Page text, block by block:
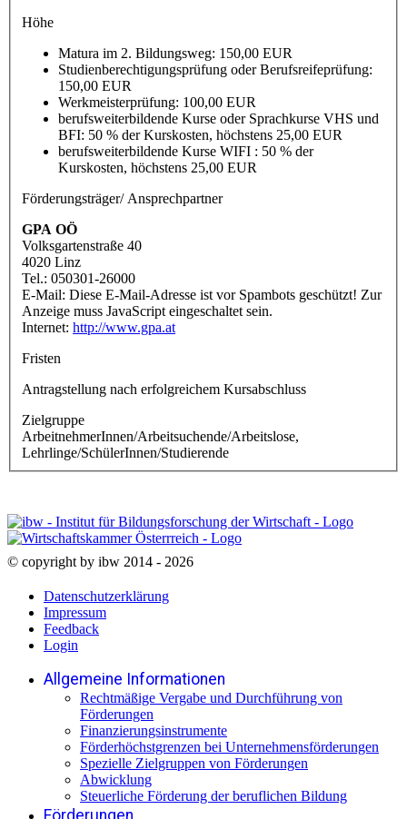
Höhe
Matura im 2. Bildungsweg: 150,00 EUR
Studienberechtigungsprüfung oder Berufsreifeprüfung:
150,00 EUR
Werkmeisterprüfung: 100,00 EUR
berufsweiterbildende Kurse oder Sprachkurse VHS und
BFI: 50 % der Kurskosten, höchstens 25,00 EUR
berufsweiterbildende Kurse WIFI : 50 % der
Kurskosten, höchstens 25,00 EUR
Förderungsträger/ Ansprechpartner
GPA OÖ
Volksgartenstraße 40
4020 Linz
Tel.: 050301-26000
E-Mail: Diese E-Mail-Adresse ist vor Spambots geschützt! Zur
Anzeige muss JavaScript eingeschaltet sein.
Internet: http://www.gpa.at
Fristen
Antragstellung nach erfolgreichem Kursabschluss
Zielgruppe
ArbeitnehmerInnen/Arbeitsuchende/Arbeitslose,
Lehrlinge/SchülerInnen/Studierende
© copyright by ibw 2014 - 2026
Datenschutzerklärung
Impressum
Feedback
Login
Allgemeine Informationen
Rechtmäßige Vergabe und Durchführung von
Förderungen
Finanzierungsinstrumente
Förderhöchstgrenzen bei Unternehmensförderungen
Spezielle Zielgruppen von Förderungen
Abwicklung
Steuerliche Förderung der beruflichen Bildung
Förderungen